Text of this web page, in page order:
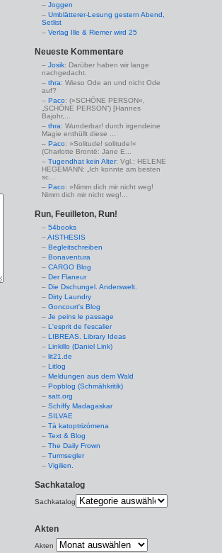
Joggen
Umblätterer-Lesung gestern Abend,
Setlist
Verlag Ille & Riemer wird 25
Neueste Kommentare
Josik: Darüber haben wir lange
nachgedacht.
thra: Wieso Ode an und nicht Ode
auf?
Paco: (»SCHÖNE PERSON«,
„SCHÖNE PERSON“) [Hannes
Bajohr,...
thra: Wunderbar! durch irgendeine
Magie enthüllt diese ...
Paco: »Solitude! solitude!«
(Charlotte Brontë: Jane E...
Tugendhat kein Alter: Vgl.: HELENE
HEGEMANN: „Ich konnte am besten
sc...
Paco: »Nimm dich mir nicht weg!
Nimm dich mir nicht weg!...
Run, Feuilleton, Run!
54books
AISTHESIS
Begleitschreiben
Bonaventura
CARGO Blog
Der Flaneur
Die Dschungel. Anderswelt.
Dirty Laundry
Goncourt's Blog
Je peins le passage
L'esprit de l'escalier
LIBREAS. Library Ideas
Linkillo (Daniel Link)
lit21.de
Litlog
Meldungen aus dem Wald
Popblog (Schmähkritik)
satt.org
Schiffy Madagaskar
SILVAE
Tà katoptrizómena
Text & Blog
The Daily Frown
Turmsegler
Vigilien.
Sachkatalog
Sachkatalog
Akten
Akten